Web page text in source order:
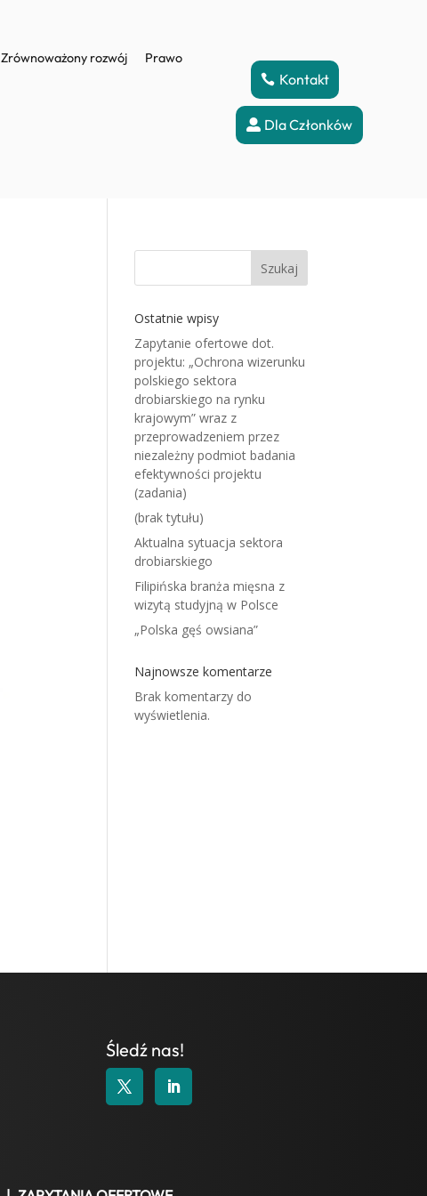
Zrównoważony rozwój Prawo
Kontakt
Dla Członków
Szukaj
Ostatnie wpisy
Zapytanie ofertowe dot.
projektu: „Ochrona wizerunku
polskiego sektora
drobiarskiego na rynku
krajowym” wraz z
przeprowadzeniem przez
niezależny podmiot badania
efektywności projektu
(zadania)
(brak tytułu)
Aktualna sytuacja sektora
drobiarskiego
Filipińska branża mięsna z
wizytą studyjną w Polsce
„Polska gęś owsiana”
Najnowsze komentarze
Brak komentarzy do
wyświetlenia.
Śledź nas!